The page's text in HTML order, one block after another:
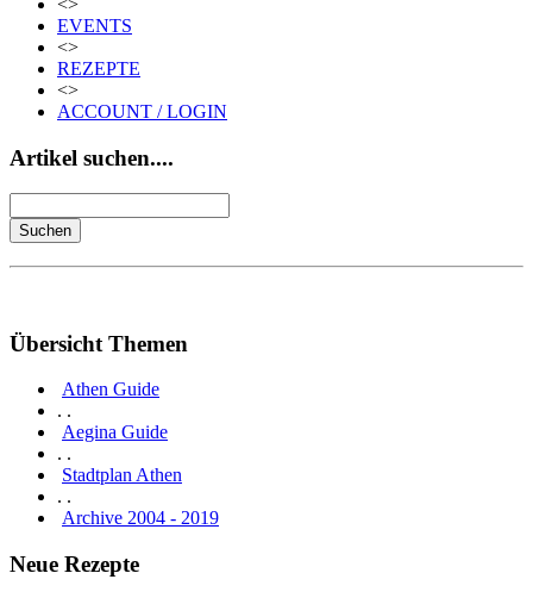
EVENTS
<>
REZEPTE
<>
ACCOUNT / LOGIN
Artikel suchen....
Übersicht Themen
Athen Guide
. .
Aegina Guide
. .
Stadtplan Athen
. .
Archive 2004 - 2019
Neue Rezepte